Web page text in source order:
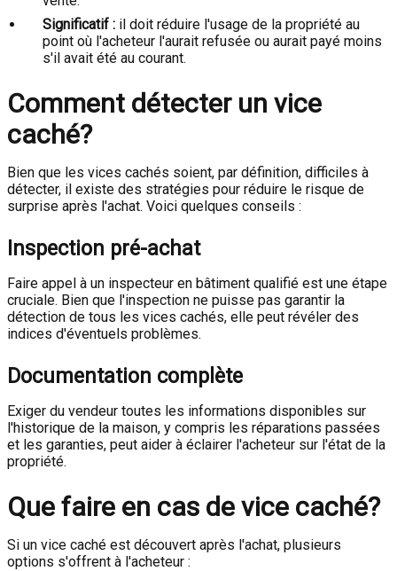
Significatif : il doit réduire l'usage de la propriété au
point où l'acheteur l'aurait refusée ou aurait payé moins
s'il avait été au courant.
Comment détecter un vice
caché?
Bien que les vices cachés soient, par définition, difficiles à
détecter, il existe des stratégies pour réduire le risque de
surprise après l'achat. Voici quelques conseils :
Inspection pré-achat
Faire appel à un inspecteur en bâtiment qualifié est une étape
cruciale. Bien que l'inspection ne puisse pas garantir la
détection de tous les vices cachés, elle peut révéler des
indices d'éventuels problèmes.
Documentation complète
Exiger du vendeur toutes les informations disponibles sur
l'historique de la maison, y compris les réparations passées
et les garanties, peut aider à éclairer l'acheteur sur l'état de la
propriété.
Que faire en cas de vice caché?
Si un vice caché est découvert après l'achat, plusieurs
options s'offrent à l'acheteur :